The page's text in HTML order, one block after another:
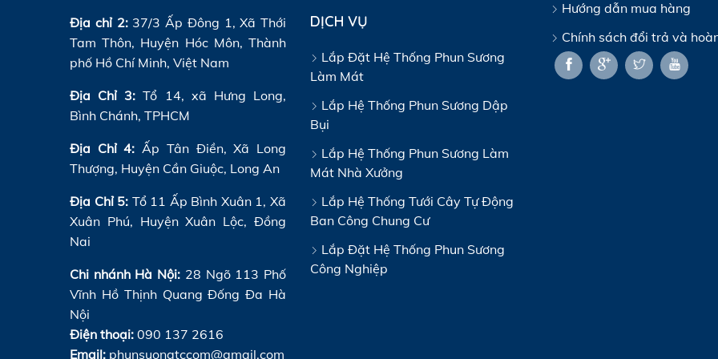
Địa chỉ 2:37/3 Ấp Đông 1, Xã Thới
Tam Thôn, Huyện Hóc Môn, Thành
phố Hồ Chí Minh, Việt Nam
Địa Chỉ 3: Tổ 14, xã Hưng Long,
Bình Chánh, TPHCM
Địa Chỉ 4: Ấp Tân Điền, Xã Long
Thượng, Huyện Cần Giuộc, Long An
Địa Chỉ 5: Tổ 11 Ấp Bình Xuân 1, Xã
Xuân Phú, Huyện Xuân Lộc, Đồng
Nai
Chi nhánh Hà Nội: 28 Ngõ 113 Phố
Vĩnh Hồ Thịnh Quang Đống Đa Hà
Nội
Điện thoại: 090 137 2616
Email: phunsuongtccom@gmail.com
DỊCH VỤ
Lắp Đặt Hệ Thống Phun Sương
Làm Mát
Lắp Hệ Thống Phun Sương Dập
Bụi
Lắp Hệ Thống Phun Sương Làm
Mát Nhà Xưởng
Lắp Hệ Thống Tưới Cây Tự Động
Ban Công Chung Cư
Lắp Đặt Hệ Thống Phun Sương
Công Nghiệp
Hướng dẫn mua hàng
Chính sách đổi trả và